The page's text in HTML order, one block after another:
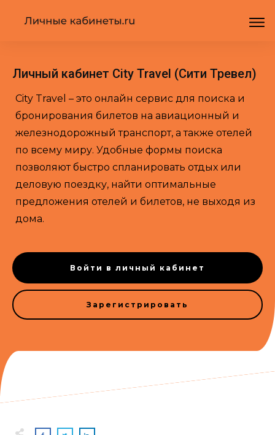
Личный кабинет City Travel (Сити Тревел)
City Travel – это онлайн сервис для поиска и
бронирования билетов на авиационный и
железнодорожный транспорт, а также отелей
по всему миру. Удобные формы поиска
позволяют быстро спланировать отдых или
деловую поездку, найти оптимальные
предложения отелей и билетов, не выходя из
дома.
Войти в личный кабинет
Зарегистрировать